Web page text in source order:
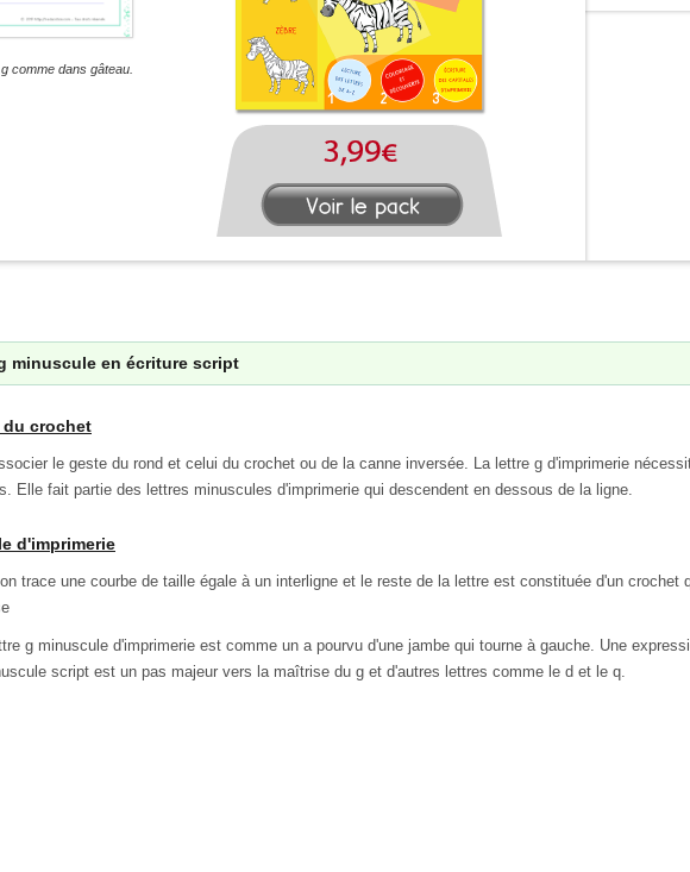
comme dans gâteau.
minuscule en écriture script
du crochet
le geste du rond et celui du crochet ou de la canne inversée. La lettre g d'imprimerie
Elle fait partie des lettres minuscules d'imprimerie qui descendent en dessous de la ligne.
d'imprimerie
trace une courbe de taille égale à un interligne et le reste de la lettre est constituée d'un crochet
g minuscule d'imprimerie est comme un a pourvu d'une jambe qui tourne à gauche. Une
script est un pas majeur vers la maîtrise du g et d'autres lettres comme le d et le q.